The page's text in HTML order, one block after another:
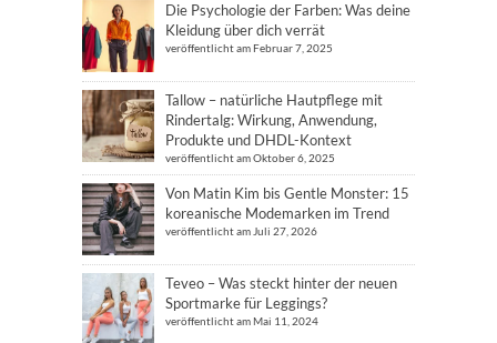
Die Psychologie der Farben: Was deine
Kleidung über dich verrät
veröffentlicht am Februar 7, 2025
Tallow – natürliche Hautpflege mit
Rindertalg: Wirkung, Anwendung,
Produkte und DHDL-Kontext
veröffentlicht am Oktober 6, 2025
Von Matin Kim bis Gentle Monster: 15
koreanische Modemarken im Trend
veröffentlicht am Juli 27, 2026
Teveo – Was steckt hinter der neuen
Sportmarke für Leggings?
veröffentlicht am Mai 11, 2024